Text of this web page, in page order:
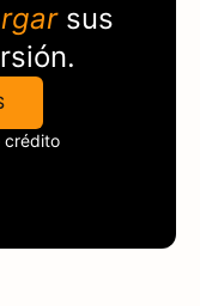
sus
crédito